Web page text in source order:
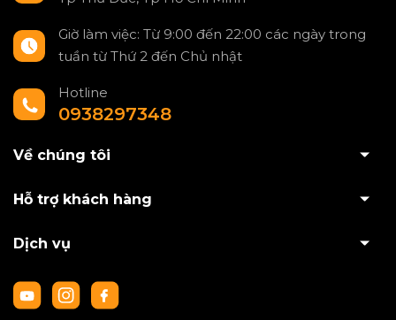
Giờ làm việc: Từ 9:00 đến 22:00 các ngày trong
tuần từ Thứ 2 đến Chủ nhật
Hotline
0938297348
Về chúng tôi
Hỗ trợ khách hàng
Dịch vụ